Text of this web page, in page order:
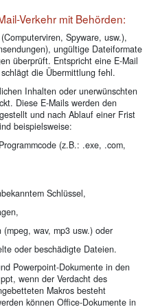
Verkehr mit Behörden:
Spyware, usw.),
ungültige Dateiformate
überprüft. Entspricht eine E-Mail
die Übermittlung fehl.
Inhalten oder unerwünschten
Diese E-Mails werden den
und nach Ablauf einer Frist
beispielsweise:
(z.B.: .exe, .com,
Schlüssel,
wav, mp3 usw.) oder
oder beschädigte Dateien.
Powerpoint-Dokumente in den
wenn der Verdacht des
Makros besteht
können Office-Dokumente in